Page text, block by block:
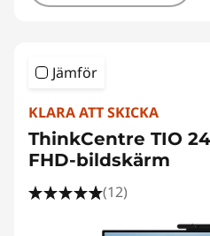
Jämför
KLARA ATT SKICKA
ThinkCentre TIO
FHD-bildskärm
(12)